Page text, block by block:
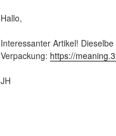
Hallo,
Interessanter Artikel!
Verpackung: https://
JH